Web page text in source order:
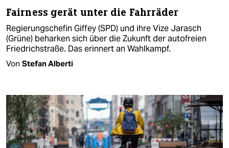
Fairness gerät unter die Fahrräder
Regierungschefin Giffey (SPD) und ihre Vize Jarasch
(Grüne) beharken sich über die Zukunft der autofreien
Friedrichstraße. Das erinnert an Wahlkampf.
Von Stefan Alberti